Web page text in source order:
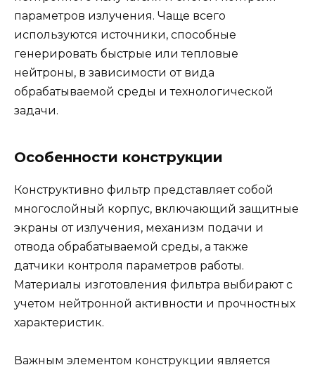
параметров излучения. Чаще всего
используются источники, способные
генерировать быстрые или тепловые
нейтроны, в зависимости от вида
обрабатываемой среды и технологической
задачи.
Особенности конструкции
Конструктивно фильтр представляет собой
многослойный корпус, включающий защитные
экраны от излучения, механизм подачи и
отвода обрабатываемой среды, а также
датчики контроля параметров работы.
Материалы изготовления фильтра выбирают с
учетом нейтронной активности и прочностных
характеристик.
Важным элементом конструкции является